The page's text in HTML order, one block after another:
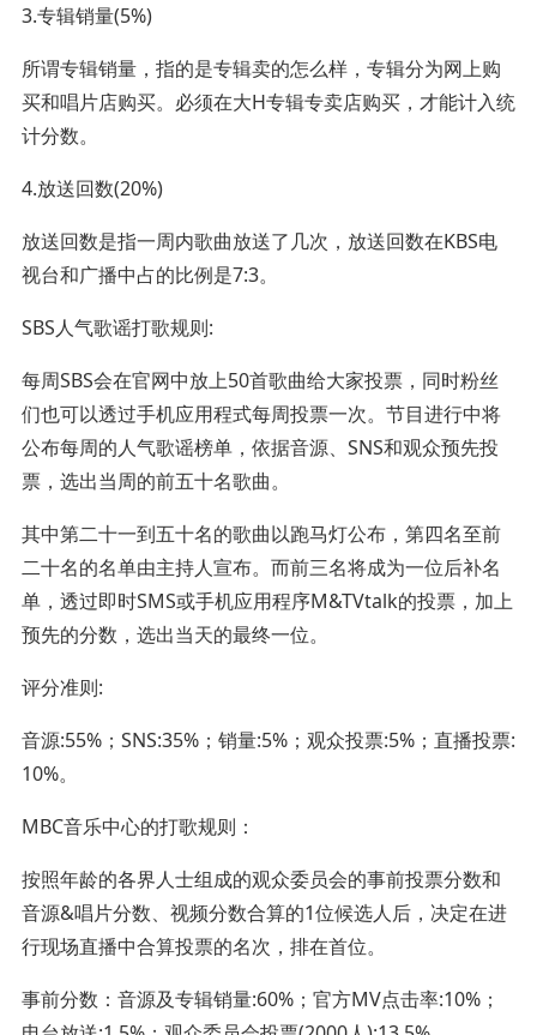
3.专辑销量(5%)
所谓专辑销量，指的是专辑卖的怎么样，专辑分为网上购
买和唱片店购买。必须在大H专辑专卖店购买，才能计入统
计分数。
4.放送回数(20%)
放送回数是指一周内歌曲放送了几次，放送回数在KBS电
视台和广播中占的比例是7:3。
SBS人气歌谣打歌规则:
每周SBS会在官网中放上50首歌曲给大家投票，同时粉丝
们也可以透过手机应用程式每周投票一次。节目进行中将
公布每周的人气歌谣榜单，依据音源、SNS和观众预先投
票，选出当周的前五十名歌曲。
其中第二十一到五十名的歌曲以跑马灯公布，第四名至前
二十名的名单由主持人宣布。而前三名将成为一位后补名
单，透过即时SMS或手机应用程序M&TVtalk的投票，加上
预先的分数，选出当天的最终一位。
评分准则:
音源:55%；SNS:35%；销量:5%；观众投票:5%；直播投票:
10%。
MBC音乐中心的打歌规则：
按照年龄的各界人士组成的观众委员会的事前投票分数和
音源&唱片分数、视频分数合算的1位候选人后，决定在进
行现场直播中合算投票的名次，排在首位。
事前分数：音源及专辑销量:60%；官方MV点击率:10%；